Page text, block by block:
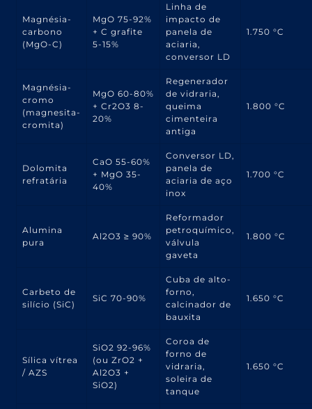
Magnésia-
carbono
(MgO-C)
MgO 75-92%
+ C grafite
5-15%
Linha de
impacto de
panela de
aciaria,
conversor LD
1.750 °C
Magnésia-
cromo
(magnesita-
cromita)
MgO 60-80%
+ Cr2O3 8-
20%
Regenerador
de vidraria,
queima
cimenteira
antiga
1.800 °C
Dolomita
refratária
CaO 55-60%
+ MgO 35-
40%
Conversor LD,
panela de
aciaria de aço
inox
1.700 °C
Alumina
pura
Al2O3 ≥ 90%
Reformador
petroquímico,
válvula
gaveta
1.800 °C
Carbeto de
silício (SiC)
SiC 70-90%
Cuba de alto-
forno,
calcinador de
bauxita
1.650 °C
Sílica vítrea
/ AZS
SiO2 92-96%
(ou ZrO2 +
Al2O3 +
SiO2)
Coroa de
forno de
vidraria,
soleira de
tanque
1.650 °C